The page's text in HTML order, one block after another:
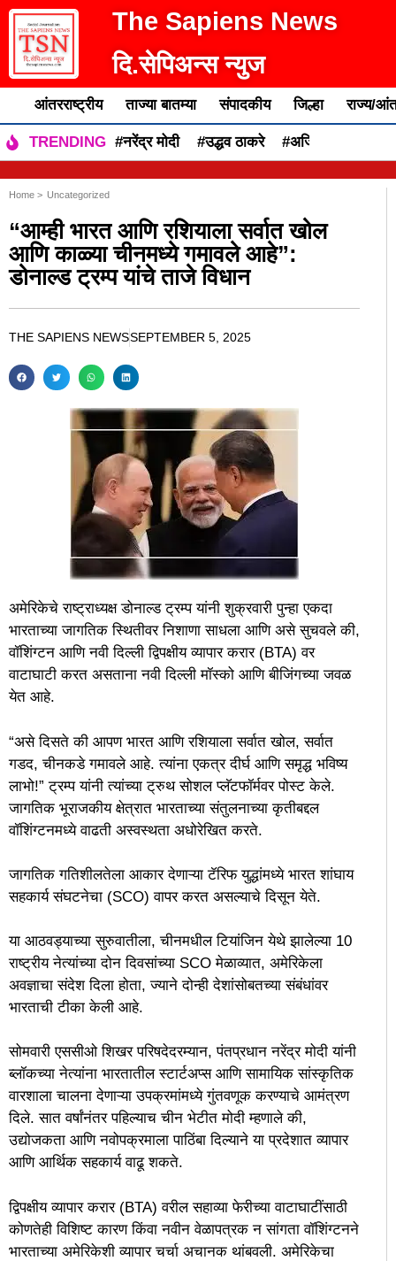
The Sapiens News
दि.सेपिअन्स न्युज
आंतरराष्ट्रीय ताज्या बातम्या संपादकीय जिल्हा राज्य/
TRENDING #नरेंद्र मोदी #उद्धव ठाकरे #अजित पवार
Home > Uncategorized
“आम्ही भारत आणि रशियाला सर्वात खोल
आणि काळ्या चीनमध्ये गमावले आहे”:
डोनाल्ड ट्रम्प यांचे ताजे विधान
THE SAPIENS NEWSSEPTEMBER 5, 2025
अमेरिकेचे राष्ट्राध्यक्ष डोनाल्ड ट्रम्प यांनी शुक्रवारी पुन्हा एकदा
भारताच्या जागतिक स्थितीवर निशाणा साधला आणि असे सुचवले की,
वॉशिंग्टन आणि नवी दिल्ली द्विपक्षीय व्यापार करार (BTA) वर
वाटाघाटी करत असताना नवी दिल्ली मॉस्को आणि बीजिंगच्या जवळ
येत आहे.
“असे दिसते की आपण भारत आणि रशियाला सर्वात खोल, सर्वात
गडद, चीनकडे गमावले आहे. त्यांना एकत्र दीर्घ आणि समृद्ध भविष्य
लाभो!” ट्रम्प यांनी त्यांच्या ट्रुथ सोशल प्लॅटफॉर्मवर पोस्ट केले.
जागतिक भूराजकीय क्षेत्रात भारताच्या संतुलनाच्या कृतीबद्दल
वॉशिंग्टनमध्ये वाढती अस्वस्थता अधोरेखित करते.
जागतिक गतिशीलतेला आकार देणाऱ्या टॅरिफ युद्धांमध्ये भारत शांघाय
सहकार्य संघटनेचा (SCO) वापर करत असल्याचे दिसून येते.
या आठवड्याच्या सुरुवातीला, चीनमधील टियांजिन येथे झालेल्या 10
राष्ट्रीय नेत्यांच्या दोन दिवसांच्या SCO मेळाव्यात, अमेरिकेला
अवज्ञाचा संदेश दिला होता, ज्याने दोन्ही देशांसोबतच्या संबंधांवर
भारताची टीका केली आहे.
सोमवारी एससीओ शिखर परिषदेदरम्यान, पंतप्रधान नरेंद्र मोदी यांनी
ब्लॉकच्या नेत्यांना भारतातील स्टार्टअप्स आणि सामायिक सांस्कृतिक
वारशाला चालना देणाऱ्या उपक्रमांमध्ये गुंतवणूक करण्याचे आमंत्रण
दिले. सात वर्षांनंतर पहिल्याच चीन भेटीत मोदी म्हणाले की,
उद्योजकता आणि नवोपक्रमाला पाठिंबा दिल्याने या प्रदेशात व्यापार
आणि आर्थिक सहकार्य वाढू शकते.
द्विपक्षीय व्यापार करार (BTA) वरील सहाव्या फेरीच्या वाटाघाटींसाठी
कोणतेही विशिष्ट कारण किंवा नवीन वेळापत्रक न सांगता वॉशिंग्टनने
भारताच्या अमेरिकेशी व्यापार चर्चा अचानक थांबवली. अमेरिकेचा